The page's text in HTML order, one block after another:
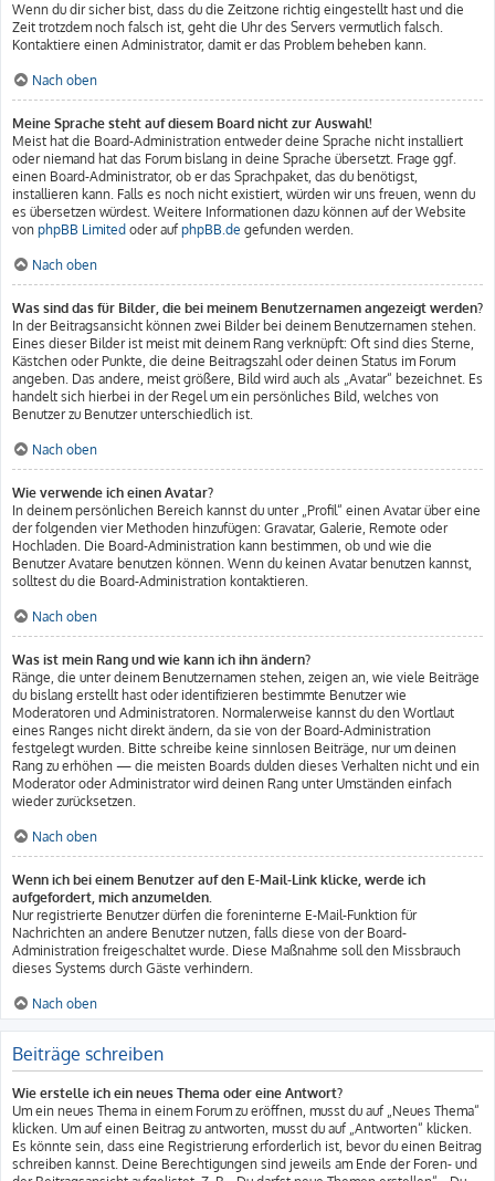
Wenn du dir sicher bist, dass du die Zeitzone richtig eingestellt hast und die
Zeit trotzdem noch falsch ist, geht die Uhr des Servers vermutlich falsch.
Kontaktiere einen Administrator, damit er das Problem beheben kann.
Nach oben
Meine Sprache steht auf diesem Board nicht zur Auswahl!
Meist hat die Board-Administration entweder deine Sprache nicht installiert
oder niemand hat das Forum bislang in deine Sprache übersetzt. Frage ggf.
einen Board-Administrator, ob er das Sprachpaket, das du benötigst,
installieren kann. Falls es noch nicht existiert, würden wir uns freuen, wenn du
es übersetzen würdest. Weitere Informationen dazu können auf der Website
von phpBB Limited oder auf phpBB.de gefunden werden.
Nach oben
Was sind das für Bilder, die bei meinem Benutzernamen angezeigt werden?
In der Beitragsansicht können zwei Bilder bei deinem Benutzernamen stehen.
Eines dieser Bilder ist meist mit deinem Rang verknüpft: Oft sind dies Sterne,
Kästchen oder Punkte, die deine Beitragszahl oder deinen Status im Forum
angeben. Das andere, meist größere, Bild wird auch als „Avatar“ bezeichnet. Es
handelt sich hierbei in der Regel um ein persönliches Bild, welches von
Benutzer zu Benutzer unterschiedlich ist.
Nach oben
Wie verwende ich einen Avatar?
In deinem persönlichen Bereich kannst du unter „Profil“ einen Avatar über eine
der folgenden vier Methoden hinzufügen: Gravatar, Galerie, Remote oder
Hochladen. Die Board-Administration kann bestimmen, ob und wie die
Benutzer Avatare benutzen können. Wenn du keinen Avatar benutzen kannst,
solltest du die Board-Administration kontaktieren.
Nach oben
Was ist mein Rang und wie kann ich ihn ändern?
Ränge, die unter deinem Benutzernamen stehen, zeigen an, wie viele Beiträge
du bislang erstellt hast oder identifizieren bestimmte Benutzer wie
Moderatoren und Administratoren. Normalerweise kannst du den Wortlaut
eines Ranges nicht direkt ändern, da sie von der Board-Administration
festgelegt wurden. Bitte schreibe keine sinnlosen Beiträge, nur um deinen
Rang zu erhöhen — die meisten Boards dulden dieses Verhalten nicht und ein
Moderator oder Administrator wird deinen Rang unter Umständen einfach
wieder zurücksetzen.
Nach oben
Wenn ich bei einem Benutzer auf den E-Mail-Link klicke, werde ich
aufgefordert, mich anzumelden.
Nur registrierte Benutzer dürfen die foreninterne E-Mail-Funktion für
Nachrichten an andere Benutzer nutzen, falls diese von der Board-
Administration freigeschaltet wurde. Diese Maßnahme soll den Missbrauch
dieses Systems durch Gäste verhindern.
Nach oben
Beiträge schreiben
Wie erstelle ich ein neues Thema oder eine Antwort?
Um ein neues Thema in einem Forum zu eröffnen, musst du auf „Neues Thema“
klicken. Um auf einen Beitrag zu antworten, musst du auf „Antworten“ klicken.
Es könnte sein, dass eine Registrierung erforderlich ist, bevor du einen Beitrag
schreiben kannst. Deine Berechtigungen sind jeweils am Ende der Foren- und